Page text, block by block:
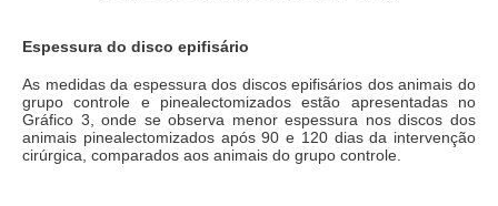
Espessura do disco epifisário
As medidas da espessura dos discos epifisários dos animais do
grupo controle e pinealectomizados estão apresentadas no
Gráfico 3, onde se observa menor espessura nos discos dos
animais pinealectomizados após 90 e 120 dias da intervenção
cirúrgica, comparados aos animais do grupo controle.